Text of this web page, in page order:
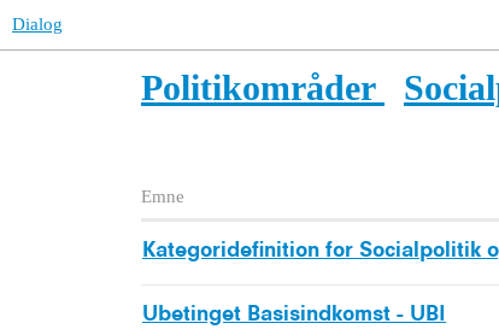
Dialog
Politikområder
Emne
Kategoridefinition for Socialpolitik
Ubetinget Basisindkomst - UBI